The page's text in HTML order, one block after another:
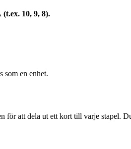
(t.ex. 10, 9, 8).
som en enhet.
att dela ut ett kort till varje stapel.